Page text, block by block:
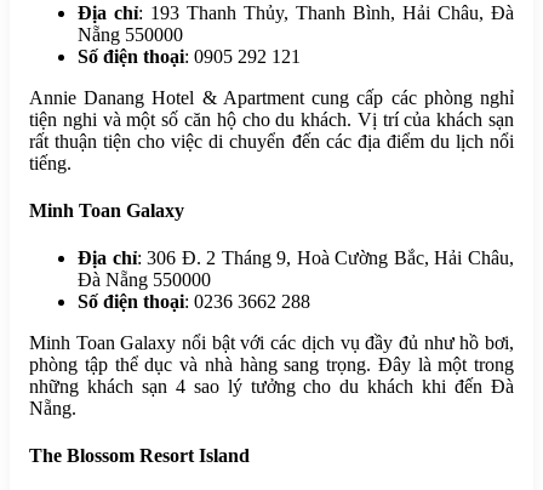
Địa chỉ: 193 Thanh Thủy, Thanh Bình, Hải Châu, Đà
Nẵng 550000
Số điện thoại: 0905 292 121
Annie Danang Hotel & Apartment cung cấp các phòng nghỉ
tiện nghi và một số căn hộ cho du khách. Vị trí của khách sạn
rất thuận tiện cho việc di chuyển đến các địa điểm du lịch nổi
tiếng.
Minh Toan Galaxy
Địa chỉ: 306 Đ. 2 Tháng 9, Hoà Cường Bắc, Hải Châu,
Đà Nẵng 550000
Số điện thoại: 0236 3662 288
Minh Toan Galaxy nổi bật với các dịch vụ đầy đủ như hồ bơi,
phòng tập thể dục và nhà hàng sang trọng. Đây là một trong
những khách sạn 4 sao lý tưởng cho du khách khi đến Đà
Nẵng.
The Blossom Resort Island